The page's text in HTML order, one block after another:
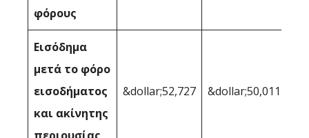
φόρους
Εισόδημα
μετά το φόρο
εισοδήματος
και ακίνητης
&dollar;52,727 &dollar;50,011